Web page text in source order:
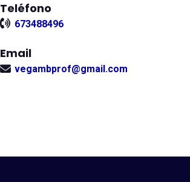
Teléfono
673488496
Email
vegambprof@gmail.com